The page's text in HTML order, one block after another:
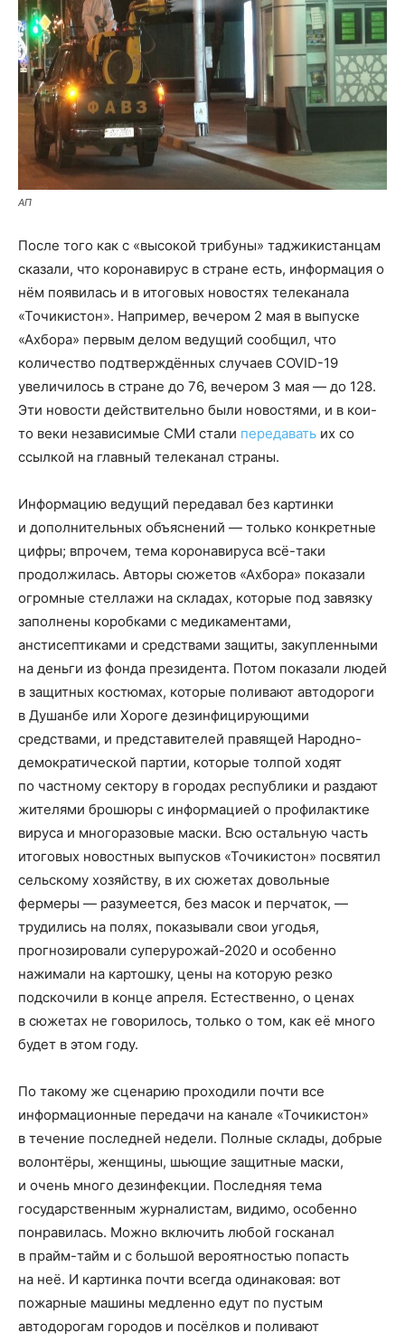
АП
После того как с «высокой трибуны» таджикистанцам
сказали, что коронавирус в стране есть, информация о
нём появилась и в итоговых новостях телеканала
«Точикистон». Например, вечером 2 мая в выпуске
«Ахбора» первым делом ведущий сообщил, что
количество подтверждённых случаев COVID-19
увеличилось в стране до 76, вечером 3 мая — до 128.
Эти новости действительно были новостями, и в кои-
то веки независимые СМИ стали передавать их со
ссылкой на главный телеканал страны.
Информацию ведущий передавал без картинки
и дополнительных объяснений — только конкретные
цифры; впрочем, тема коронавируса всё-таки
продолжилась. Авторы сюжетов «Ахбора» показали
огромные стеллажи на складах, которые под завязку
заполнены коробками с медикаментами,
анстисептиками и средствами защиты, закупленными
на деньги из фонда президента. Потом показали людей
в защитных костюмах, которые поливают автодороги
в Душанбе или Хороге дезинфицирующими
средствами, и представителей правящей Народно-
демократической партии, которые толпой ходят
по частному сектору в городах республики и раздают
жителями брошюры с информацией о профилактике
вируса и многоразовые маски. Всю остальную часть
итоговых новостных выпусков «Точикистон» посвятил
сельскому хозяйству, в их сюжетах довольные
фермеры — разумеется, без масок и перчаток, —
трудились на полях, показывали свои угодья,
прогнозировали суперурожай-2020 и особенно
нажимали на картошку, цены на которую резко
подскочили в конце апреля. Естественно, о ценах
в сюжетах не говорилось, только о том, как её много
будет в этом году.
По такому же сценарию проходили почти все
информационные передачи на канале «Точикистон»
в течение последней недели. Полные склады, добрые
волонтёры, женщины, шьющие защитные маски,
и очень много дезинфекции. Последняя тема
государственным журналистам, видимо, особенно
понравилась. Можно включить любой госканал
в прайм-тайм и с большой вероятностью попасть
на неё. И картинка почти всегда одинаковая: вот
пожарные машины медленно едут по пустым
автодорогам городов и посёлков и поливают